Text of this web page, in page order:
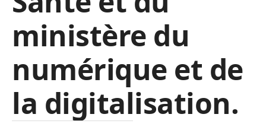
ministère du
numérique et de
la digitalisation.